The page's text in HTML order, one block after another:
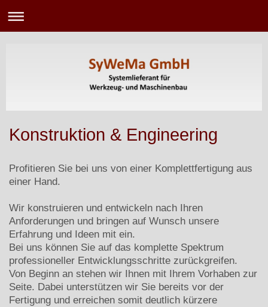
Konstruktion & Engineering
Profitieren Sie bei uns von einer Komplettfertigung aus
einer Hand.
Wir konstruieren und entwickeln nach Ihren
Anforderungen und bringen auf Wunsch unsere
Erfahrung und Ideen mit ein.
Bei uns können Sie auf das komplette Spektrum
professioneller Entwicklungsschritte zurückgreifen.
Von Beginn an stehen wir Ihnen mit Ihrem Vorhaben zur
Seite. Dabei unterstützen wir Sie bereits vor der
Fertigung und erreichen somit deutlich kürzere